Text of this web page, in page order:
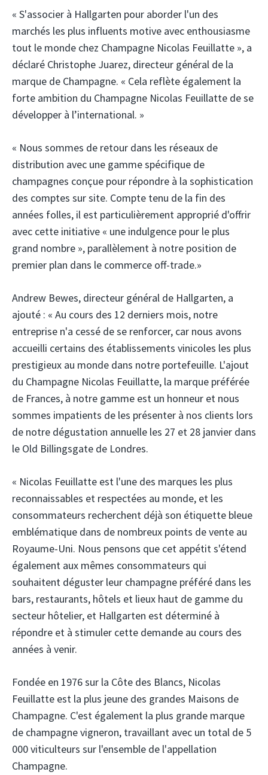
« S'associer à Hallgarten pour aborder l'un des
marchés les plus influents motive avec enthousiasme
tout le monde chez Champagne Nicolas Feuillatte », a
déclaré Christophe Juarez, directeur général de la
marque de Champagne. « Cela reflète également la
forte ambition du Champagne Nicolas Feuillatte de se
développer à l’international. »
« Nous sommes de retour dans les réseaux de
distribution avec une gamme spécifique de
champagnes conçue pour répondre à la sophistication
des comptes sur site. Compte tenu de la fin des
années folles, il est particulièrement approprié d'offrir
avec cette initiative « une indulgence pour le plus
grand nombre », parallèlement à notre position de
premier plan dans le commerce off-trade.»
Andrew Bewes, directeur général de Hallgarten, a
ajouté : « Au cours des 12 derniers mois, notre
entreprise n'a cessé de se renforcer, car nous avons
accueilli certains des établissements vinicoles les plus
prestigieux au monde dans notre portefeuille. L'ajout
du Champagne Nicolas Feuillatte, la marque préférée
de Frances, à notre gamme est un honneur et nous
sommes impatients de les présenter à nos clients lors
de notre dégustation annuelle les 27 et 28 janvier dans
le Old Billingsgate de Londres.
« Nicolas Feuillatte est l'une des marques les plus
reconnaissables et respectées au monde, et les
consommateurs recherchent déjà son étiquette bleue
emblématique dans de nombreux points de vente au
Royaume-Uni. Nous pensons que cet appétit s'étend
également aux mêmes consommateurs qui
souhaitent déguster leur champagne préféré dans les
bars, restaurants, hôtels et lieux haut de gamme du
secteur hôtelier, et Hallgarten est déterminé à
répondre et à stimuler cette demande au cours des
années à venir.
Fondée en 1976 sur la Côte des Blancs, Nicolas
Feuillatte est la plus jeune des grandes Maisons de
Champagne. C'est également la plus grande marque
de champagne vigneron, travaillant avec un total de 5
000 viticulteurs sur l'ensemble de l'appellation
Champagne.